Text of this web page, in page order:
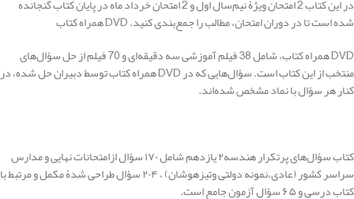
در این کتاب 2 امتحان ویژۀ نیم‌سال اول و 2 امتحان خرداد ماه در پایان کتاب گنجانده
شده است تا در دوران امتحان، مطالب را جمع‌بندی کنید. DVD همراه کتاب
DVD همراه کتاب، شامل 38 فیلم آموزشی سه دقیقه‌ای و 70 فیلم از حل سؤال‌های
منتخب از این کتاب است. سؤال‌هایی که در DVD همراه کتاب توسط دبیران حل شده، در
کنار هر سؤال با نماد مشخص شده‌اند.
کتاب سؤال‌های پرتکرار هندسه۲ یازدهم شامل ۱۷۰ سؤال ازامتحانات نهایی و مدارس
سراسر کشور (عادی،‌نمونه دولتی وتیزهوشان) ، ۲۰۴ سؤال طراحی شدۀ مکمل و مرتبط با
کتاب درسی و ۶۵ سؤال آزمون جامع است.